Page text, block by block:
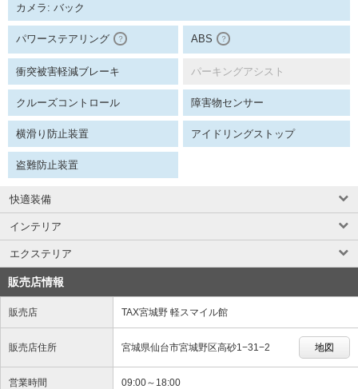
カメラ: バック
パワーステアリング ？ ABS ？
衝突被害軽減ブレーキ パーキングアシスト
クルーズコントロール 障害物センサー
横滑り防止装置 アイドリングストップ
盗難防止装置
快適装備
インテリア
エクステリア
販売店情報
販売店 TAX宮城野 軽スマイル館
販売店住所 宮城県仙台市宮城野区高砂1−31−2 地図
営業時間 09:00～18:00